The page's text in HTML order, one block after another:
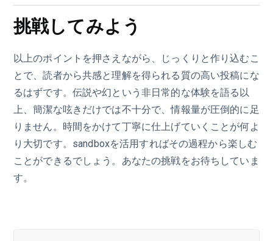
挑戦してみよう
以上のポイントを押さえながら、じっくりと作り込むこ
とで、読者から共感と理解を得られる質の高い投稿にな
るはずです。伝説や幻という非日常的な体験を語る以
上、簡潔な呟きだけでは不十分で、情報量が圧倒的に足
りません。時間をかけて丁寧に仕上げていくことが何よ
り大切です。sandboxを活用すればその過程から楽しむ
ことができるでしょう。あなたの挑戦をお待ちしていま
す。